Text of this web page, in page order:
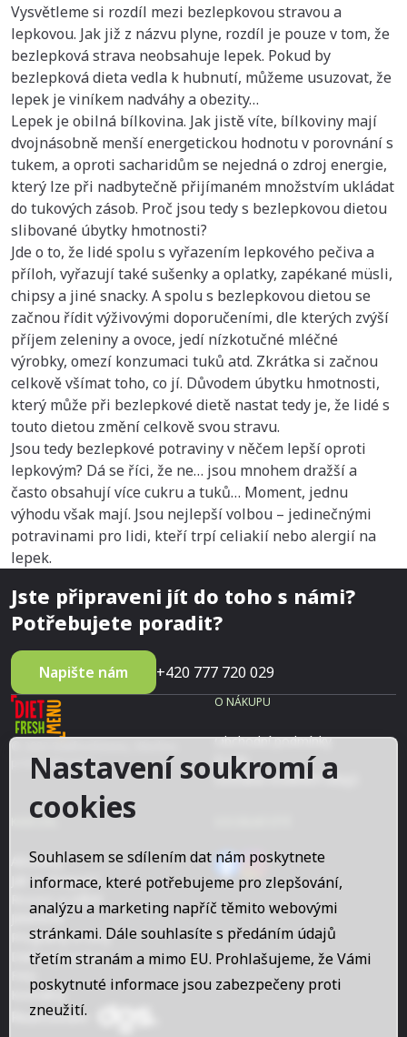
Vysvětleme si rozdíl mezi bezlepkovou stravou a
lepkovou. Jak již z názvu plyne, rozdíl je pouze v tom, že
bezlepková strava neobsahuje lepek. Pokud by
bezlepková dieta vedla k hubnutí, můžeme usuzovat, že
lepek je viníkem nadváhy a obezity…
Lepek je obilná bílkovina. Jak jistě víte, bílkoviny mají
dvojnásobně menší energetickou hodnotu v porovnání s
tukem, a oproti sacharidům se nejedná o zdroj energie,
který lze při nadbytečně přijímaném množstvím ukládat
do tukových zásob. Proč jsou tedy s bezlepkovou dietou
slibované úbytky hmotnosti?
Jde o to, že lidé spolu s vyřazením lepkového pečiva a
příloh, vyřazují také sušenky a oplatky, zapékané müsli,
chipsy a jiné snacky. A spolu s bezlepkovou dietou se
začnou řídit výživovými doporučeními, dle kterých zvýší
příjem zeleniny a ovoce, jedí nízkotučné mléčné
výrobky, omezí konzumaci tuků atd. Zkrátka si začnou
celkově všímat toho, co jí. Důvodem úbytku hmotnosti,
který může při bezlepkové dietě nastat tedy je, že lidé s
touto dietou změní celkově svou stravu.
Jsou tedy bezlepkové potraviny v něčem lepší oproti
lepkovým? Dá se říci, že ne… jsou mnohem dražší a
často obsahují více cukru a tuků… Moment, jednu
výhodu však mají. Jsou nejlepší volbou – jedinečnými
potravinami pro lidi, kteří trpí celiakií nebo alergií na
lepek.
Jste připraveni jít do toho s námi?
Potřebujete poradit?
Napište nám +420 777 720 029
práva vyhrazena
O NÁKUPU
Obchodní podmínky
O nás
Ochrana osobních údajů
KAM DÁL
Aktuality
Jak to funguje?
Rozvoz a odběr
Jídelníček
Programy a ceny
Dárkový poukaz
Kontakty
Realizovalo
Nastavení soukromí a
cookies
Souhlasem se sdílením dat nám poskytnete
informace, které potřebujeme pro zlepšování,
analýzu a marketing napříč těmito webovými
stránkami. Dále souhlasíte s předáním údajů
třetím stranám a mimo EU. Prohlašujeme, že Vámi
poskytnuté informace jsou zabezpečeny proti
zneužití.